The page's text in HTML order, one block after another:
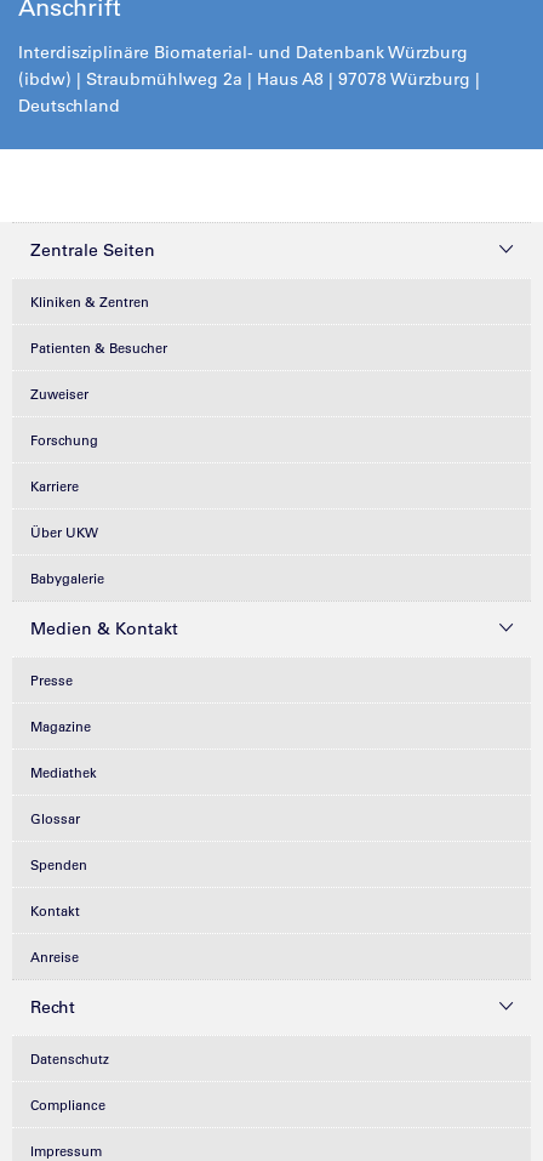
Anschrift
Interdisziplinäre Biomaterial- und Datenbank Würzburg
(ibdw) | Straubmühlweg 2a | Haus A8 | 97078 Würzburg |
Deutschland
Zentrale Seiten
Kliniken & Zentren
Patienten & Besucher
Zuweiser
Forschung
Karriere
Über UKW
Babygalerie
Medien & Kontakt
Presse
Magazine
Mediathek
Glossar
Spenden
Kontakt
Anreise
Recht
Datenschutz
Compliance
Impressum